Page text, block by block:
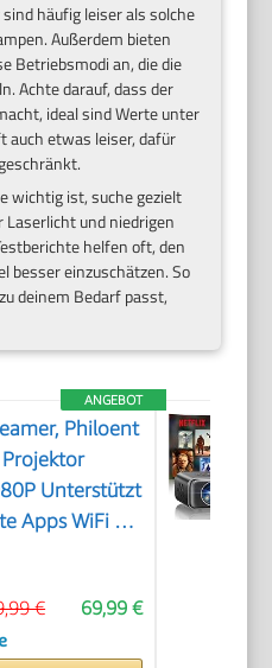
häufig leiser als solche
Außerdem bieten
Betriebsmodi an, die die
Achte darauf, dass der
ideal sind Werte unter
auch etwas leiser, dafür
wichtig ist, suche gezielt
Laserlicht und niedrigen
helfen oft, den
besser einzuschätzen. So
deinem Bedarf passt,
ANGEBOT
Philoent
Unterstützt
Apps WiFi 6
Rauschen,
69,99 €
€